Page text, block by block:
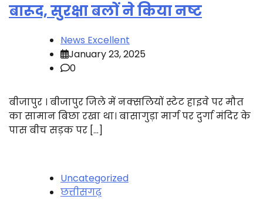
बारूद, सुरक्षा बलों ने किया नष्ट
News Excellent
January 23, 2025
0
बीजापुर । बीजापुर जिले में नक्सलियों स्टेट हाइवे पर मौत
का सामान बिछा रखा था। बासागुड़ा मार्ग पर दुर्गा मंदिर के
पास बीच सड़क पर […]
Uncategorized
छत्तीसगढ़